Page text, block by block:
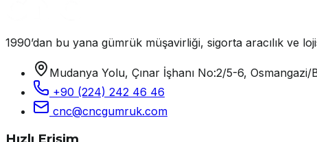
1990’dan bu yana gümrük müşavirliği, sigorta aracılık ve
Mudanya Yolu, Çınar İşhanı No:2/5-6, Osmangazi/
+90 (224) 242 46 46
cnc@cncgumruk.com